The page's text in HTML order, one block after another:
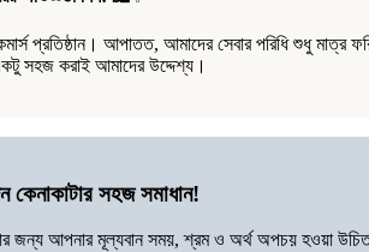
প্রতিষ্ঠান। আপাতত, আমাদের সেবার পরিধি শুধু
সহজ করাই আমাদের উদ্দেশ্য।
কেনাকাটার সহজ সমাধান!
জন্য আপনার মূল্যবান সময়, শ্রম ও অর্থ অপচয় হওয়া